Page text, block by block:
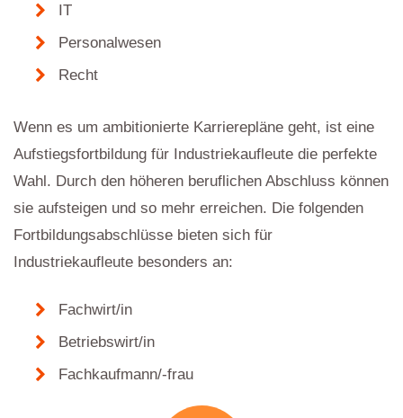
IT
Personalwesen
Recht
Wenn es um ambitionierte Karrierepläne geht, ist eine
Aufstiegsfortbildung für Industriekaufleute die perfekte
Wahl. Durch den höheren beruflichen Abschluss können
sie aufsteigen und so mehr erreichen. Die folgenden
Fortbildungsabschlüsse bieten sich für
Industriekaufleute besonders an:
Fachwirt/in
Betriebswirt/in
Fachkaufmann/-frau